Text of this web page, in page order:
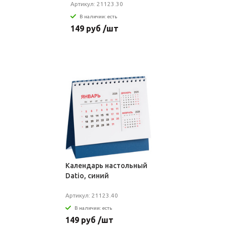
Артикул: 21123.30
В наличии: есть
149 руб /шт
Календарь настольный
Datio, синий
Артикул: 21123.40
В наличии: есть
149 руб /шт